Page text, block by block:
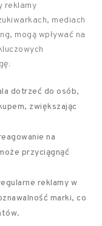
reklamy
mediach
mogą wpływać na
dotrzeć do osób,
zwiększając
na
przyciągnąć
reklamy w
marki, co